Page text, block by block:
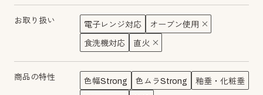
お取り扱い 電子レンジ対応 オーブン使用
食洗機対応 直火
商品の特性 色幅Strong 色ムラStrong 釉垂・化粧垂